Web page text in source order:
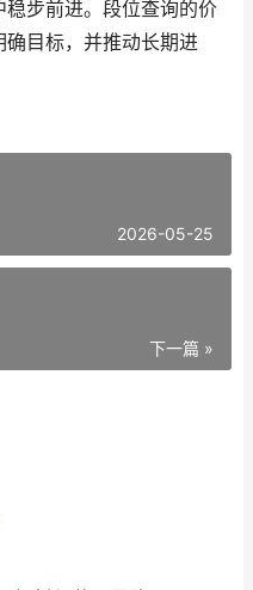
步前进。段位查询的价
目标，并推动长期进
2026-05-25
下一篇 »